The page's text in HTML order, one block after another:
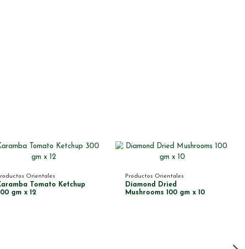
Orientales
Tomato Ketchup
gm x 12
Productos Orientales
Diamond Dried
Mushrooms 100 gm x 10